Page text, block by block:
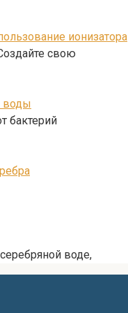
ионизатора
свою
воды
бактерий
воде,